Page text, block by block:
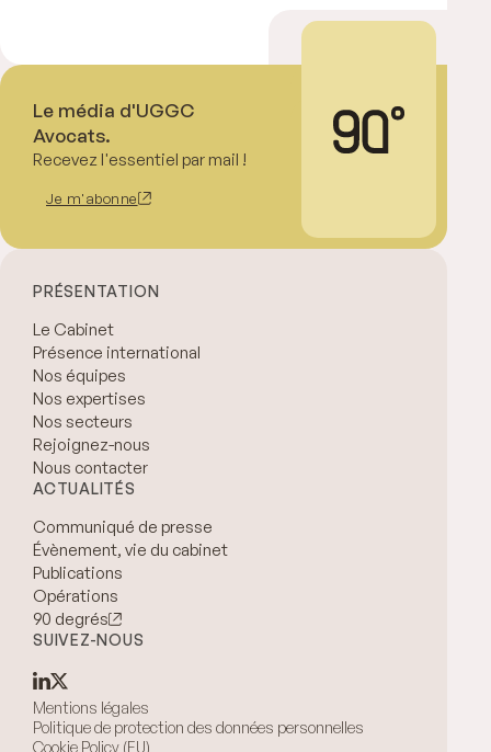
Le média d'UGGC
Avocats.
Recevez l'essentiel par mail !
Je m'abonne
PRÉSENTATION
Le Cabinet
Présence international
Nos équipes
Nos expertises
Nos secteurs
Rejoignez-nous
Nous contacter
ACTUALITÉS
Communiqué de presse
Évènement, vie du cabinet
Publications
Opérations
90 degrés
SUIVEZ-NOUS
Mentions légales
Politique de protection des données personnelles
Cookie Policy (EU)